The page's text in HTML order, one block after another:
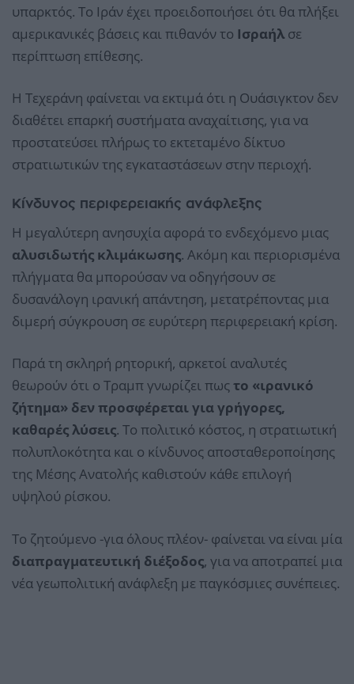
υπαρκτός. Το Ιράν έχει προειδοποιήσει ότι θα πλήξει
αμερικανικές βάσεις και πιθανόν το Ισραήλ σε
περίπτωση επίθεσης.
Η Τεχεράνη φαίνεται να εκτιμά ότι η Ουάσιγκτον δεν
διαθέτει επαρκή συστήματα αναχαίτισης, για να
προστατεύσει πλήρως το εκτεταμένο δίκτυο
στρατιωτικών της εγκαταστάσεων στην περιοχή.
Κίνδυνος περιφερειακής ανάφλεξης
Η μεγαλύτερη ανησυχία αφορά το ενδεχόμενο μιας
αλυσιδωτής κλιμάκωσης. Ακόμη και περιορισμένα
πλήγματα θα μπορούσαν να οδηγήσουν σε
δυσανάλογη ιρανική απάντηση, μετατρέποντας μια
διμερή σύγκρουση σε ευρύτερη περιφερειακή κρίση.
Παρά τη σκληρή ρητορική, αρκετοί αναλυτές
θεωρούν ότι ο Τραμπ γνωρίζει πως το «ιρανικό
ζήτημα» δεν προσφέρεται για γρήγορες,
καθαρές λύσεις. Το πολιτικό κόστος, η στρατιωτική
πολυπλοκότητα και ο κίνδυνος αποσταθεροποίησης
της Μέσης Ανατολής καθιστούν κάθε επιλογή
υψηλού ρίσκου.
Το ζητούμενο -για όλους πλέον- φαίνεται να είναι μία
διαπραγματευτική διέξοδος, για να αποτραπεί μια
νέα γεωπολιτική ανάφλεξη με παγκόσμιες συνέπειες.